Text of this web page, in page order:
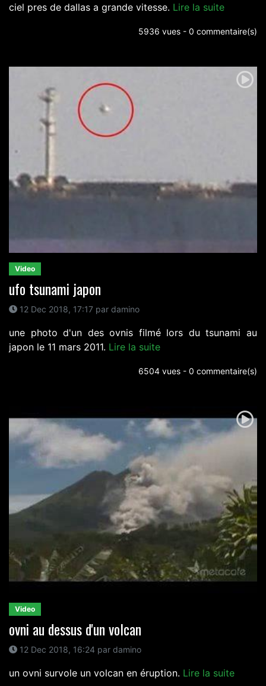
ciel pres de dallas a grande vitesse. Lire la suite
5936 vues - 0 commentaire(s)
Video
ufo tsunami japon
12 Dec 2018, 17:17 par damino
une photo d'un des ovnis filmé lors du tsunami au
japon le 11 mars 2011. Lire la suite
6504 vues - 0 commentaire(s)
Video
ovni au dessus d'un volcan
12 Dec 2018, 16:24 par damino
un ovni survole un volcan en éruption. Lire la suite